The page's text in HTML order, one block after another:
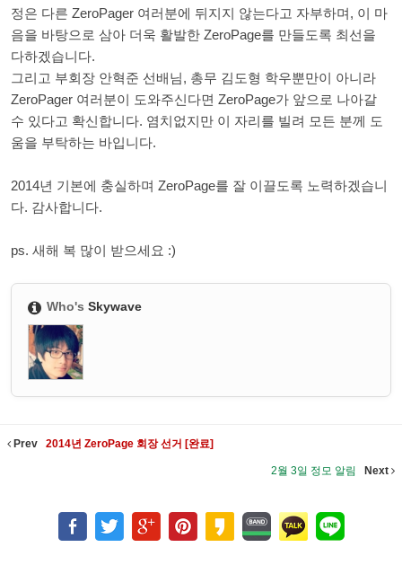
정은 다른 ZeroPager 여러분에 뒤지지 않는다고 자부하며, 이 마
음을 바탕으로 삼아 더욱 활발한 ZeroPage를 만들도록 최선을
다하겠습니다.
그리고 부회장 안혁준 선배님, 총무 김도형 학우뿐만이 아니라
ZeroPager 여러분이 도와주신다면 ZeroPage가 앞으로 나아갈
수 있다고 확신합니다. 염치없지만 이 자리를 빌려 모든 분께 도
움을 부탁하는 바입니다.
2014년 기본에 충실하며 ZeroPage를 잘 이끌도록 노력하겠습니
다. 감사합니다.
ps. 새해 복 많이 받으세요 :)
Who'sSkywave
Prev 2014년 ZeroPage 회장 선거 [완료]
2월 3일 정모 알림 Next